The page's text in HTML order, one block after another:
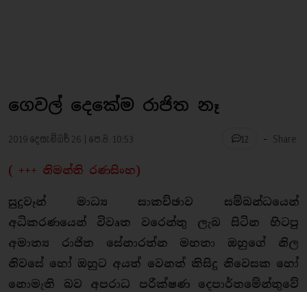
ගෙවල් දෙකේම රාජිත නෑ
2019 දෙසැම්බර් 26 | පෙ.ව. 10:53 12 - Share
( +++ නිමන්ති රණසිංහ)
සුදුවෑන් මාධ්‍ය සාකච්ඡාව සම්බන්ධයෙන්
අධිකරණයෙන් විවෘත වරෙන්තු ලැබ සිටින හිටපු
අමාත්‍ය රාජිත සේනාරත්න මහතා ඔහුගේ නිල
නිවසේ හෝ ඔහුට අයත් වෙනත් කිසිදු නිවෙසක හෝ
නොමැති බව අපරාධ පරීක්ෂණ දෙපාර්තමේන්තුවේ